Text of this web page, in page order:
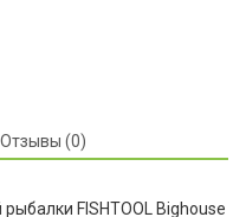
Отзывы (0)
FISHTOOL Bighouse